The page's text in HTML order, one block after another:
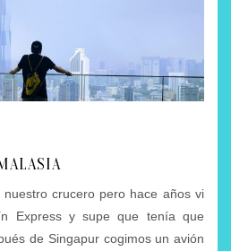
crucero pero hace años vi
Express y supe que tenía que
de Singapur cogimos un avión